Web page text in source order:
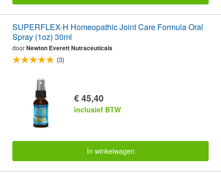
SUPERFLEX-H Homeopathic Joint Care Formula Oral
Spray (1oz) 30ml
doorNewton Everett Nutraceuticals
(3)
€ 45,40
inclusief BTW
In winkelwagen